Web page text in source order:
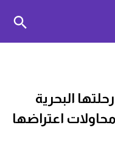
البحرية
اعتراضها